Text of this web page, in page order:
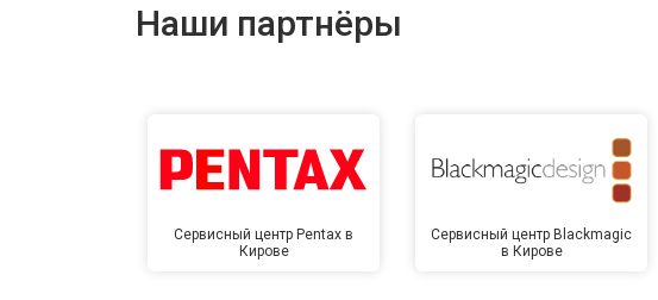
Наши партнёры
Сервисный центр Pentax в
Кирове
Сервисный центр Blackmagic
в Кирове